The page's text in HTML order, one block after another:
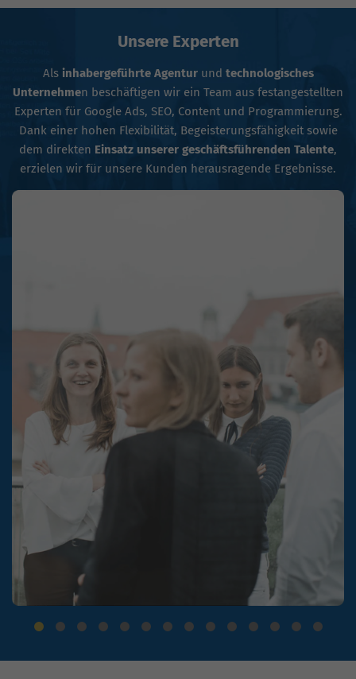
Unsere Experten
Alsinhabergeführte Agenturund technologisches
Unternehmen beschäftigen wir ein Team aus festangestellten
Experten für Google Ads, SEO, Content und Programmierung.
Dank einer hohen Flexibilität, Begeisterungsfähigkeit sowie
dem direkten Einsatz unserer geschäftsführenden Talente,
erzielen wir für unsere Kunden herausragende Ergebnisse.